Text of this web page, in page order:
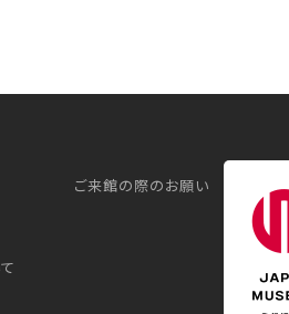
ご来館の際のお願い